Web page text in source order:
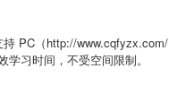
PC（http://www.cqfyzx.com/
习时间，不受空间限制。